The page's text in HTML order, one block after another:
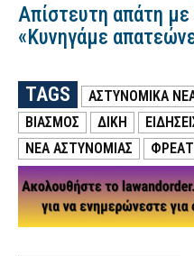
Απίστευτη απάτη
«Κυνηγάμε
TAGS ΑΣΤΥΝΟΜΙΚΑ
ΒΙΑΣΜΟΣ
ΔΙΚΗ
ΝΕΑ ΑΣΤΥΝΟΜΙΑΣ